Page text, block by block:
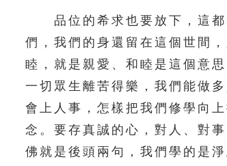
品位的希求也要放下，這都
們，我們的身還留在這個世間
睦，就是親愛、和睦是這個意
一切眾生離苦得樂，我們能做
會上人事，怎樣把我們修學向
念。要存真誠的心，對人、對
佛就是後頭兩句，我們學的是